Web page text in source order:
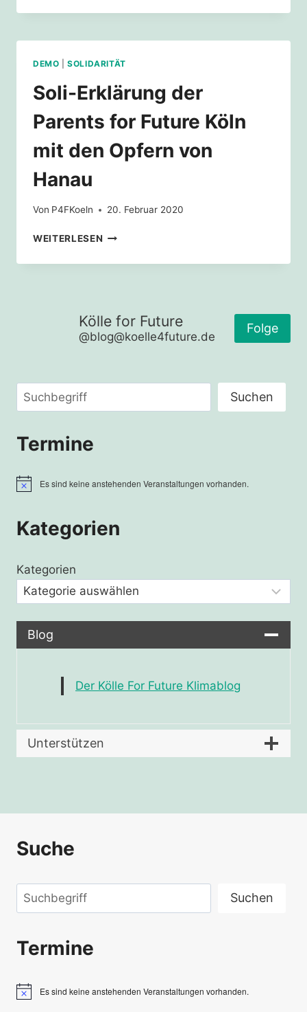
AUF
RONCALLIPLATZ
IST
ANTIFASCHISTISCH
DEMO |SOLIDARITÄT
Soli-Erklärung der
Parents for Future Köln
mit den Opfern von
Hanau
Von P4FKoeln 20. Februar 2020
WEITERLESEN SOLI-
DER
KÖLN
MIT
Kölle for Future
@blog@koelle4future.de
Folge
Suchen Suchen
Termine
HinweisEs sind keine anstehenden Veranstaltungen vorhanden.
Kategorien
Kategorien
Blog
Der Kölle For Future Klimablog
Unterstützen
Suche
Suchen Suchen
Termine
HinweisEs sind keine anstehenden Veranstaltungen vorhanden.